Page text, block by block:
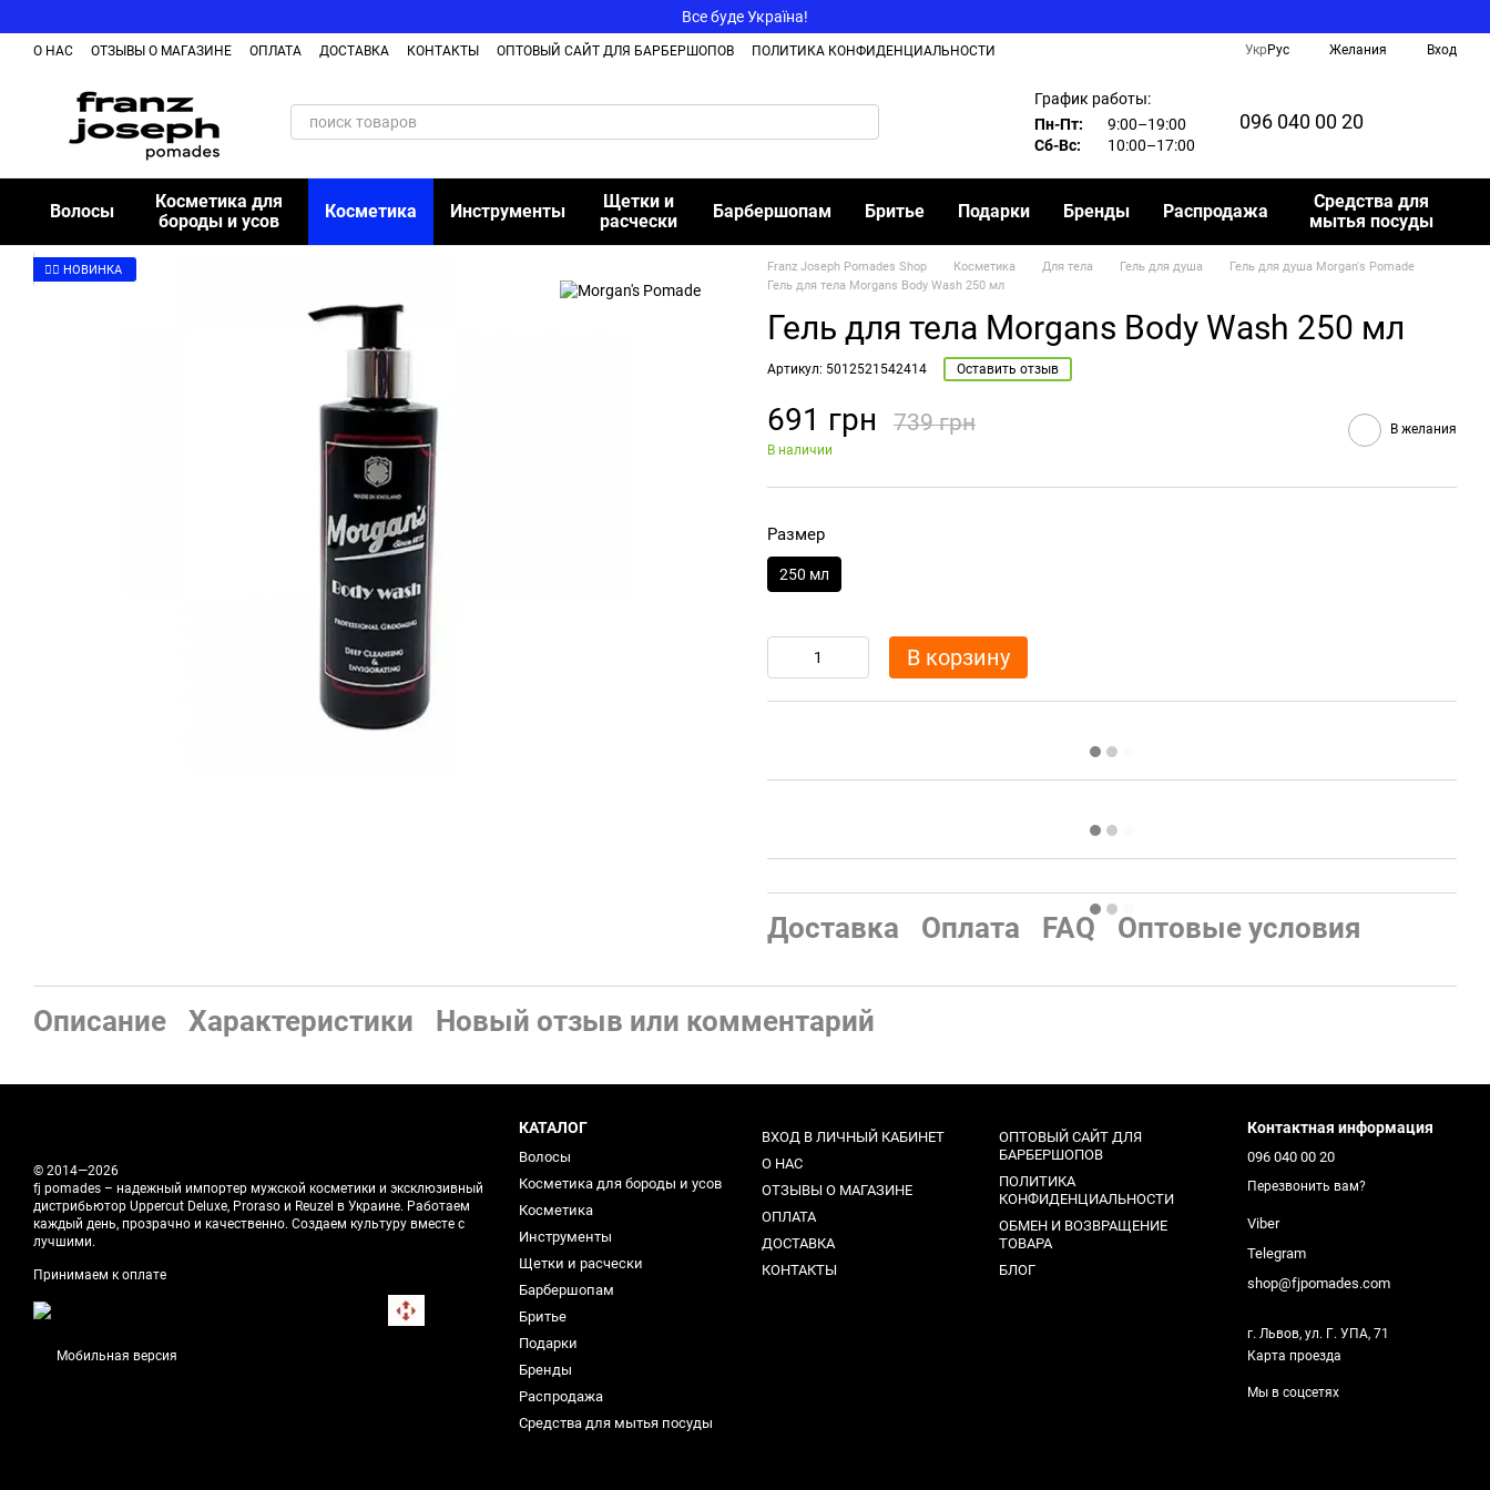
Все буде Україна!
О НАС ОТЗЫВЫ О МАГАЗИНЕ ОПЛАТА ДОСТАВКА КОНТАКТЫ ОПТОВЫЙ САЙТ ДЛЯ БАРБЕРШОПОВ
ПОЛИТИКА КОНФИДЕНЦИАЛЬНОСТИ
Укр Рус Желания Вход
График работы:
Пн-Пт:
9:00–19:00
Сб-Вс:
10:00–17:00
096 040 00 20
Волосы
Косметика для
бороды и усов
Косметика Инструменты
Щетки и
расчески
Барбершопам Бритье Подарки Бренды Распродажа
Средства для
мытья посуды
👉🏻 НОВИНКА Franz Joseph Pomades Shop Косметика Для тела Гель для душа
Гель для душа Morgan's Pomade
Гель для тела Morgans Body Wash 250 мл
Гель для тела Morgans Body Wash 250 мл
Артикул: 5012521542414 Оставить отзыв
691 грн 739 грн
В наличии
В желания
Размер
250 мл
В корзину
Доставка Оплата FAQ Оптовые условия
Описание Характеристики Новый отзыв или комментарий
© 2014—2026
fj pomades – надежный импортер мужской косметики и эксклюзивный
дистрибьютор Uppercut Deluxe, Proraso и Reuzel в Украине. Работаем
каждый день, прозрачно и качественно. Создаем культуру вместе с
лучшими.
Принимаем к оплате
Мобильная версия
КАТАЛОГ
Волосы
Косметика для бороды и усов
Косметика
Инструменты
Щетки и расчески
Барбершопам
Бритье
Подарки
Бренды
Распродажа
Средства для мытья посуды
ВХОД В ЛИЧНЫЙ КАБИНЕТ
О НАС
ОТЗЫВЫ О МАГАЗИНЕ
ОПЛАТА
ДОСТАВКА
КОНТАКТЫ
ОПТОВЫЙ САЙТ ДЛЯ
БАРБЕРШОПОВ
ПОЛИТИКА
КОНФИДЕНЦИАЛЬНОСТИ
ОБМЕН И ВОЗВРАЩЕНИЕ
ТОВАРА
БЛОГ
Контактная информация
096 040 00 20
Перезвонить вам?
Viber
Telegram
shop@fjpomades.com
г. Львов, ул. Г. УПА, 71
Карта проезда
Мы в соцсетях